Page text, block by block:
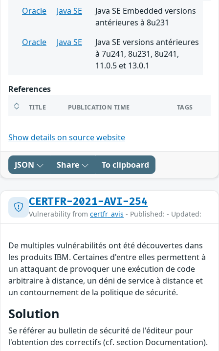
Oracle Java SE
Java SE Embedded versions
antérieures à 8u231
Oracle
Java SE
Java SE versions antérieures
à 7u241, 8u231, 8u241,
11.0.5 et 13.0.1
References
TITLE PUBLICATION TIME TAGS
Show details on source website
JSON Share To clipboard
CERTFR-2021-AVI-254
Vulnerability from certfr_avis - Published: - Updated:
De multiples vulnérabilités ont été découvertes dans
les produits IBM. Certaines d'entre elles permettent à
un attaquant de provoquer une exécution de code
arbitraire à distance, un déni de service à distance et
un contournement de la politique de sécurité.
Solution
Se référer au bulletin de sécurité de l'éditeur pour
l'obtention des correctifs (cf. section Documentation).